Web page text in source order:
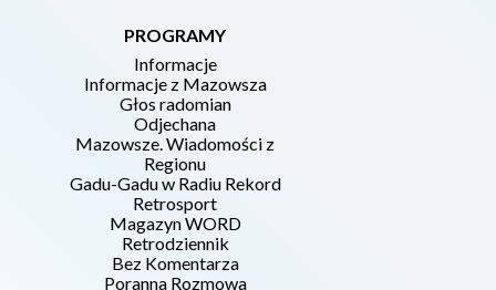
PROGRAMY
Informacje
Informacje z Mazowsza
Głos radomian
Odjechana
Mazowsze. Wiadomości z
Regionu
Gadu-Gadu w Radiu Rekord
Retrosport
Magazyn WORD
Retrodziennik
Bez Komentarza
Poranna Rozmowa